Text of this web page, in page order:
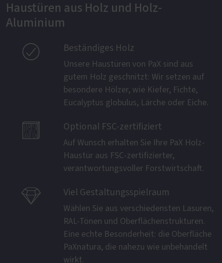
Haustüren aus Holz und Holz-
Aluminium
 Beständiges Holz
Unsere Haustüren von PaX sind aus
gutem Holz geschnitzt: Wir setzen auf
besondere Hölzer, wie Kiefer, Fichte,
Eucalyptus globulus, Lärche oder Eiche.
 Optional FSC-zertifiziert
Auf Wunsch erhalten Sie Ihre PaX Holz-
Haustür aus FSC-zertifizierter,
verantwortungsvoller Forstwirtschaft.
 Viel Gestaltungsspielraum
Wählen Sie aus verschiedensten Lasuren,
RAL-Tönen und Oberflächenstrukturen.
Eine echte Besonderheit: die Oberfläche
PaXnatura, die nahezu wie unbehandelt
wirkt.